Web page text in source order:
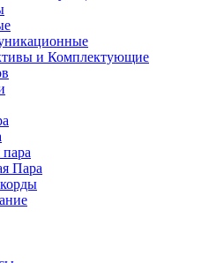
и Комплектующие
Пара